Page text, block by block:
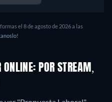
el 8 de agosto de 2026 a las
ONLINE: POR STREAM,